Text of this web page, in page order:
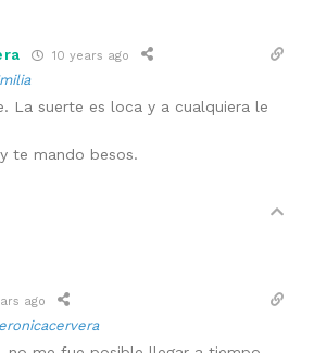
10 years ago
La suerte es loca y a cualquiera le
te mando besos.
ago